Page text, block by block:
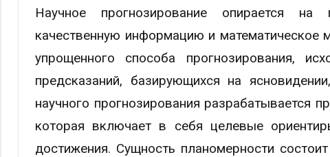
Научное прогнозирование опирается на
качественную информацию и
упрощенного способа прогнозирования,
предсказаний, базирующихся на
научного прогнозирования разрабатывается
которая включает в себя целевые
достижения. Сущность планомерности